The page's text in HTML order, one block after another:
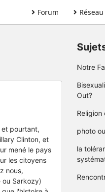
Forum
et pourtant,
Clinton, et
mené le pays
les citoyens
nous,
ou Sarkozy)
Notre
Out?
Religion
photo
la